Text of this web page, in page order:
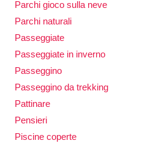
Parchi gioco sulla neve
Parchi naturali
Passeggiate
Passeggiate in inverno
Passeggino
Passeggino da trekking
Pattinare
Pensieri
Piscine coperte